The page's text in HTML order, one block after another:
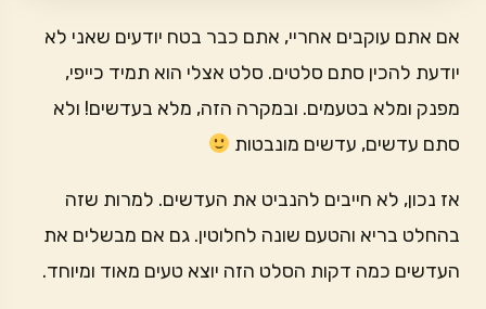
אם אתם עוקבים אחריי, אתם כבר בטח יודעים שאני לא
יודעת להכין סתם סלטים. סלט אצלי הוא תמיד כייפי,
מפנק ומלא בטעמים. ובמקרה הזה, מלא בעדשים! ולא
סתם עדשים, עדשים מונבטות
אז נכון, לא חייבים להנביט את העדשים. למרות שזה
בהחלט בריא והטעם שונה לחלוטין. גם אם מבשלים את
העדשים כמה דקות הסלט הזה יוצא טעים מאוד ומיוחד.